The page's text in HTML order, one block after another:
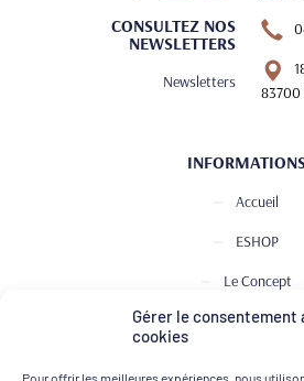
Gérer le consentement
cookies
Pour offrir les meilleures expériences, nous
CONSULTEZ NOS
NEWSLETTERS
Newsletters
83700
Accueil
ESHOP
Le Concept
Club de